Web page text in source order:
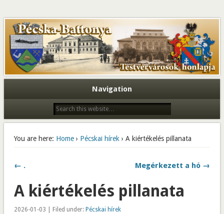
Navigation
You are here: Home› Pécskai hírek › A kiértékelés pillanata
← . Megérkezett a hó →
A kiértékelés pillanata
2026-01-03 | Filed under: Pécskai hírek